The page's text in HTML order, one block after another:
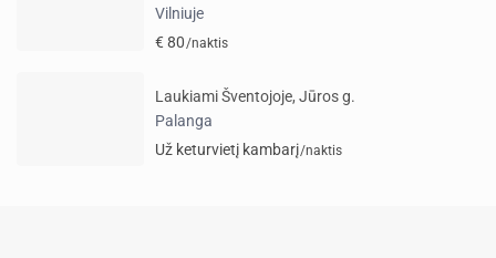
Vilniuje
€ 80/naktis
Laukiami Šventojoje, Jūros g.
Palanga
Už keturvietį kambarį/naktis